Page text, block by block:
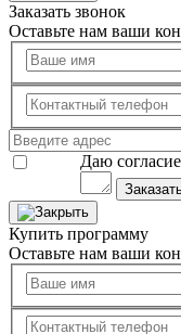
Заказать звонок
Оставьте нам ваши
Даю
Купить программу
Оставьте нам ваши